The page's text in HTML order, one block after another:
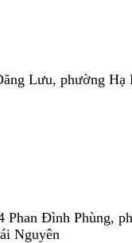
Lưu, phường Hạ
Phan Đình Phùng,
Nguyên